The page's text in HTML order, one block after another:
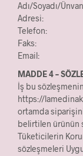
Adı/Soyadı/
Adresi:
Telefon:
Faks:
Email:
MADDE 4 –
İş bu sözleşmenin
https://
ortamda siparişini
belirtilen ürünün
Tüketicilerin
sözleşmeleri